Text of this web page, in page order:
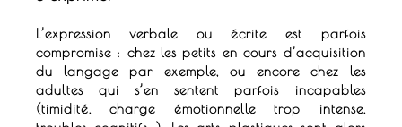
L’expression verbale ou écrite est parfois
compromise : chez les petits en cours d’acquisition
du langage par exemple, ou encore chez les
adultes qui s’en sentent parfois incapables
(timidité, charge émotionnelle trop intense,